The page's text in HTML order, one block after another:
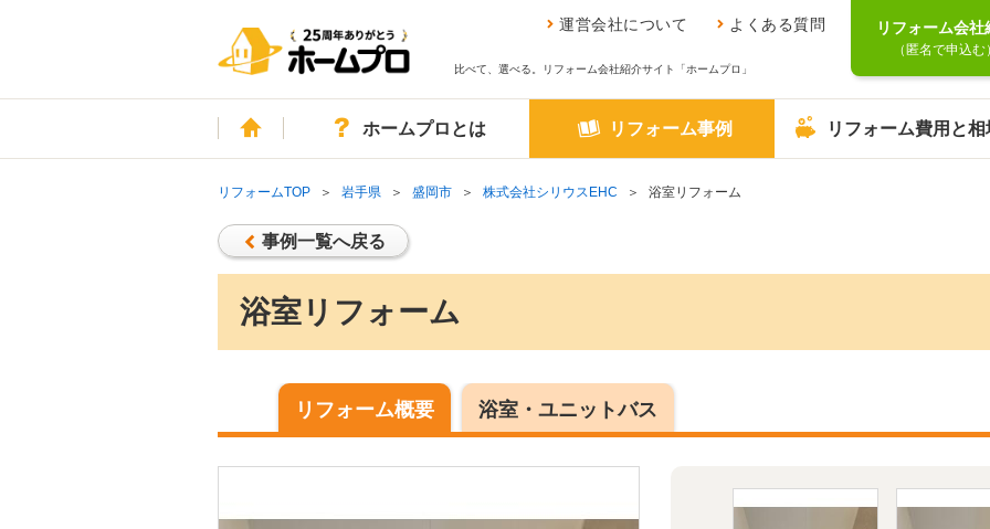
運営会社について よくある質問
比べて、選べる。リフォーム会社紹介サイト「ホームプロ」
リフォーム会社
（匿名で申込む
ホームホームプロとは リフォーム事例 リフォーム費用と相
リフォームTOP 岩手県 盛岡市 株式会社シリウスEHC 浴室リフォーム
事例一覧へ戻る
浴室リフォーム
リフォーム概要 浴室・ユニットバス